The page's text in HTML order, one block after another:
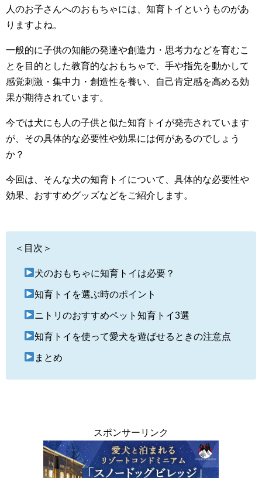
人のお子さんへのおもちゃには、知育トイというものがあ
りますよね。
一般的に子供の知能の発達や創造力・思考力などを育むこ
とを目的とした教育的なおもちゃで、手や指先を動かして
感覚刺激・集中力・創造性を養い、自己肯定感を高める効
果が期待されています。
今では犬にも人の子供と似た知育トイが発売されています
が、その具体的な必要性や効果には何があるのでしょう
か？
今回は、そんな犬の知育トイについて、具体的な必要性や
効果、おすすめグッズなどをご紹介します。
＜目次＞
犬のおもちゃに知育トイは必要？
知育トイを選ぶ時のポイント
ニトリのおすすめペット知育トイ3選
知育トイを使って愛犬を遊ばせるときの注意点
まとめ
スポンサーリンク